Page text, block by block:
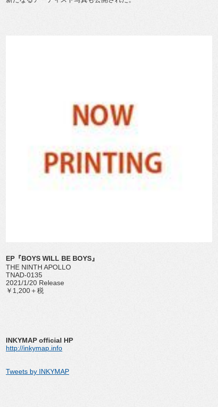
EP『BOYS WILL BE BOYS』
THE NINTH APOLLO
TNAD-0135
2021/1/20 Release
￥1,200＋税
INKYMAP official HP
http://inkymap.info
Tweets by INKYMAP